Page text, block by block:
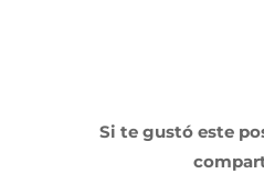
Si te gustó este